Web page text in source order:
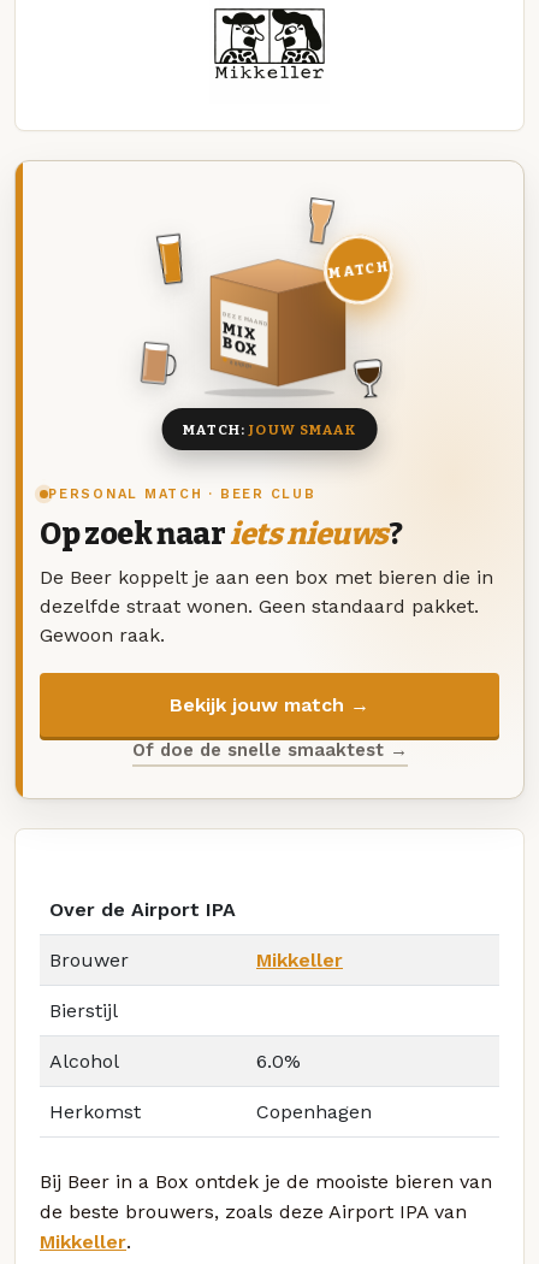
PERSONAL MATCH · BEER CLUB
Op zoek naariets nieuws?
De Beer koppelt je aan een box met bieren die in
dezelfde straat wonen. Geen standaard pakket.
Gewoon raak.
Bekijk jouw match →
Of doe de snelle smaaktest →
DEZE MAAND
MIX
BOX
8 BIEREN
MATCH
MATCH:JOUW SMAAK
Over de Airport IPA
Brouwer Mikkeller
Bierstijl
Alcohol 6.0%
Herkomst Copenhagen
Bij Beer in a Box ontdek je de mooiste bieren van
de beste brouwers, zoals deze Airport IPA van
Mikkeller.